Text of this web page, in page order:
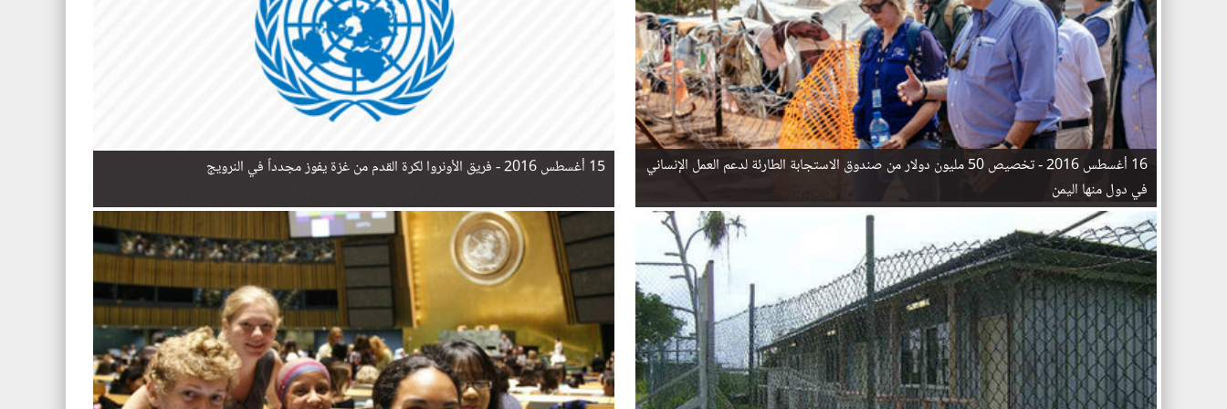
16 أغسطس 2016 -
تخصيص 50 مليون دولار من صندوق الاستجابة الطارئة لدعم العمل الإنساني
في دول منها اليمن
15 أغسطس 2016 - فريق الأونروا لكرة القدم من غزة يفوز مجدداً في النرويج
ا
ل
ص
ف
ح
ا
ت